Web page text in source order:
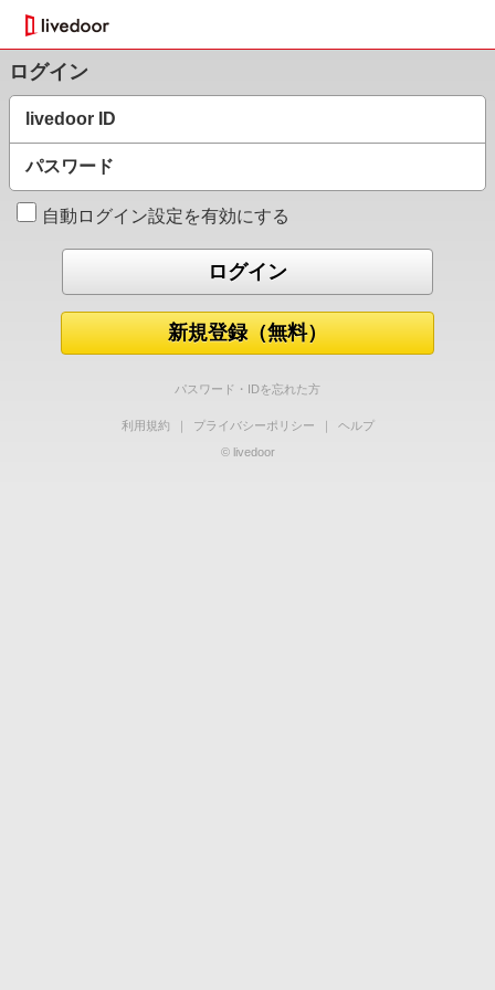
ログイン
livedoor ID
パスワード
自動ログイン設定を有効にする
新規登録（無料）
パスワード・IDを忘れた方
利用規約 ｜ プライバシーポリシー ｜
ヘルプ
© livedoor